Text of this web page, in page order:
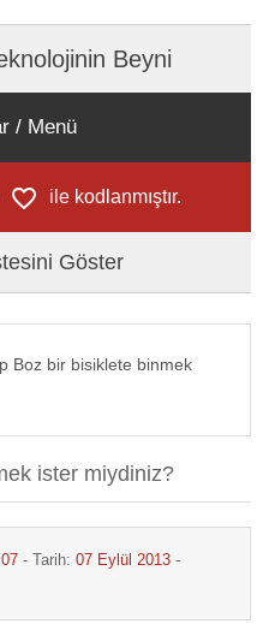
Beyni
/ Menü
ile kodlanmıştır.
Göster
Boz bir bisiklete binmek
ister miydiniz?
- Tarih: 07 Eylül 2013 -